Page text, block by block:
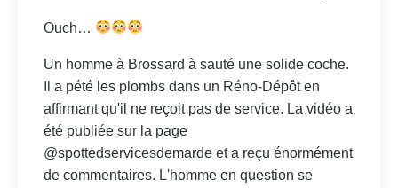
Ouch…
Un homme à Brossard à sauté une solide coche.
Il a pété les plombs dans un Réno-Dépôt en
affirmant qu'il ne reçoit pas de service. La vidéo a
été publiée sur la page
@spottedservicesdemarde et a reçu énormément
de commentaires. L'homme en question se